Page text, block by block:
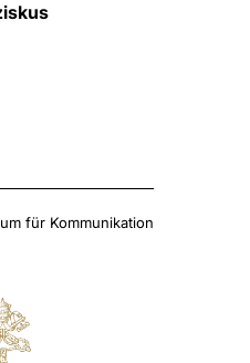
für Kommunikation